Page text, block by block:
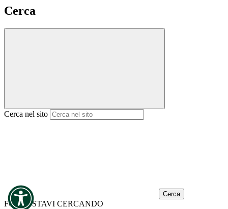
Cerca
Cerca nel sito
Cerca
FORSE STAVI CERCANDO